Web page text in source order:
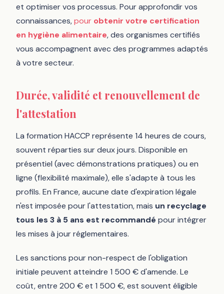
et optimiser vos processus. Pour approfondir vos
connaissances,pour obtenir votre certification
en hygiène alimentaire, des organismes certifiés
vous accompagnent avec des programmes adaptés
à votre secteur.
Durée, validité et renouvellement de
l'attestation
La formation HACCP représente 14 heures de cours,
souvent réparties sur deux jours. Disponible en
présentiel (avec démonstrations pratiques) ou en
ligne (flexibilité maximale), elle s'adapte à tous les
profils. En France, aucune date d'expiration légale
n'est imposée pour l'attestation, mais un recyclage
tous les 3 à 5 ans est recommandé pour intégrer
les mises à jour réglementaires.
Les sanctions pour non-respect de l'obligation
initiale peuvent atteindre 1 500 € d'amende. Le
coût, entre 200 € et 1 500 €, est souvent éligible